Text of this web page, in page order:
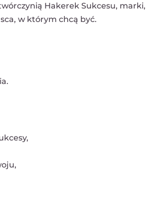
Hakerek Sukcesu, marki,
w którym chcą być.